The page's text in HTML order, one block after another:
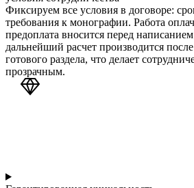
Фиксируем все условия в договоре:
требования к монографии. Работа
предоплата вносится перед
дальнейший расчет производится
готового раздела, что делает
прозрачным.